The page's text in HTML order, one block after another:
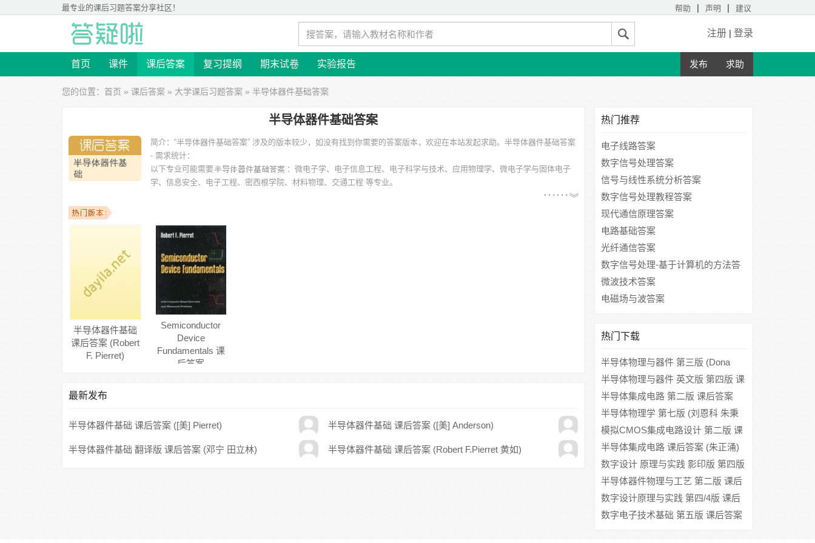
最专业的课后习题答案分享社区！ 帮助 | 声明 | 建议
注册 | 登录
首页 课件 课后答案 复习提纲 期末试卷 实验报告 发布 求助
您的位置： 首页 » 课后答案 » 大学课后习题答案 » 半导体器件基础答案
半导体器件基础答案
简介： “半导体器件基础答案” 涉及的版本较少，如没有找到你需要的答案版本，欢迎在本站发起求助。 半导体器件基础答案
- 需求统计：
以下专业可能需要
：微电子学、电子信息工程、电子科学与技术、应用物理学、微电子学与固体电子
学、信息安全、电子工程、密西根学院、材料物理、交通工程 等专业。
：成都信息工程学院、上海交通大学、西安邮电大学、交通大学、河北工业大学、广东工业大学、西安
科技大学、南京大学、东华大学、汕头大学 等。
半导体器件基础
课后答案 (Robert
F. Pierret)
Semiconductor
Device
Fundamentals 课
后答案
最新发布
半导体器件基础 课后答案 ([美] Pierret) 半导体器件基础 课后答案 ([美] Anderson)
半导体器件基础 翻译版 课后答案 (邓宁 田立林) 半导体器件基础 课后答案 (Robert F.Pierret 黄如)
热门推荐
电子线路答案
数字信号处理答案
信号与线性系统分析答案
数字信号处理教程答案
现代通信原理答案
电路基础答案
光纤通信答案
数字信号处理-基于计算机的方法答
案
微波技术答案
电磁场与波答案
热门下载
半导体物理与器件 第三版 (Dona
H.Neamen (尼曼) ) 课后答案
半导体物理与器件 英文版 第四版 课
后答案 ([美]Donald A.Neamen)
半导体集成电路 第二版 课后答案
(朱正涌 张海洋)
半导体物理学 第七版 (刘恩科 朱秉
升)
模拟CMOS集成电路设计 第二版 课
后答案 (毕查德·拉扎维 陈贵灿)
半导体集成电路 课后答案 (朱正涌)
数字设计 原理与实践 影印版 第四版
课后答案 (John F.Wakerly)
半导体器件物理与工艺 第二版 课后
答案 (施敏)
数字设计原理与实践 第四/4版 课后
答案 (John F.Wakerly 林生)
数字电子技术基础 第五版 课后答案